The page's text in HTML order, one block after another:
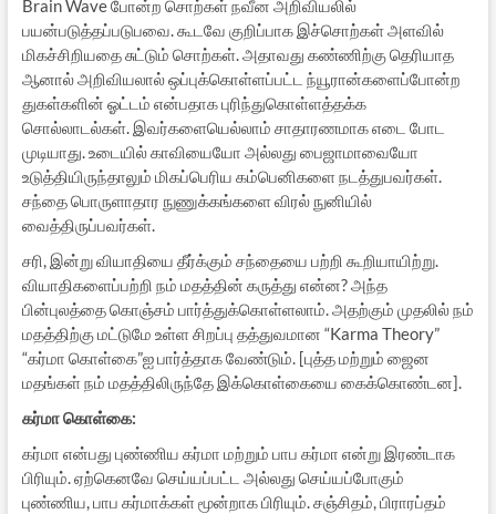
Brain Wave போன்ற சொற்கள் நவீன அறிவியலில்
பயன்படுத்தப்படுபவை. கூடவே குறிப்பாக இச்சொற்கள் அளவில்
மிகச்சிறியதை சுட்டும் சொற்கள். அதாவது கண்ணிற்கு தெரியாத
ஆனால் அறிவியலால் ஒப்புக்கொள்ளப்பட்ட ந்யூரான்களைப்போன்ற
துகள்களின் ஓட்டம் என்பதாக புரிந்துகொள்ளத்தக்க
சொல்லாடல்கள். இவர்களையெல்லாம் சாதாரணமாக எடை போட
முடியாது. உடையில் காவியையோ அல்லது பைஜாமாவையோ
உடுத்தியிருந்தாலும் மிகப்பெரிய கம்பெனிகளை நடத்துபவர்கள்.
சந்தை பொருளாதார நுணுக்கங்களை விரல் நுனியில்
வைத்திருப்பவர்கள்.
சரி, இன்று வியாதியை தீர்க்கும் சந்தையை பற்றி கூறியாயிற்று.
வியாதிகளைப்பற்றி நம் மதத்தின் கருத்து என்ன? அந்த
பின்புலத்தை கொஞ்சம் பார்த்துக்கொள்ளலாம். அதற்கும் முதலில் நம்
மதத்திற்கு மட்டுமே உள்ள சிறப்பு தத்துவமான “Karma Theory”
“கர்மா கொள்கை”ஐ பார்த்தாக வேண்டும். [புத்த மற்றும் ஜைன
மதங்கள் நம் மதத்திலிருந்தே இக்கொள்கையை கைக்கொண்டன].
கர்மா கொள்கை:
கர்மா என்பது புண்ணிய கர்மா மற்றும் பாப கர்மா என்று இரண்டாக
பிரியும். ஏற்கெனவே செய்யப்பட்ட அல்லது செய்யப்போகும்
புண்ணிய, பாப கர்மாக்கள் மூன்றாக பிரியும். சஞ்சிதம், பிராரப்தம்